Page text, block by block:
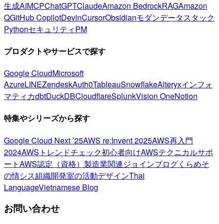
生成AIMCPChatGPTClaudeAmazon BedrockRAGAmazon
QGitHub CopilotDevinCursorObsidianモダンデータスタック
PythonセキュリティPM
プロダクトやサービスで探す
Google CloudMicrosoft
AzureLINEZendeskAuth0TableauSnowflakeAlteryxインフォ
マティカdbtDuckDBCloudflareSplunkVision OneNotion
特集やシリーズから探す
Google Cloud Next ’25AWS re:Invent 2025AWS再入門
2024AWSトレンドチェック初心者向けAWSテクニカルサポ
ートAWS認定（資格） 製造業関連ジョインブログくらめそ
の情シス組織開発室の活動デザインThai
LanguageVietnamese Blog
お問い合わせ